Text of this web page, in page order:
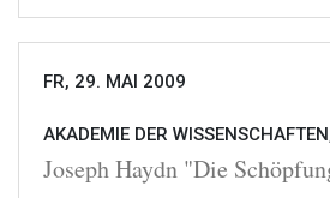
FR, 29. MAI 2009
AKADEMIE DER
Joseph Haydn "Die